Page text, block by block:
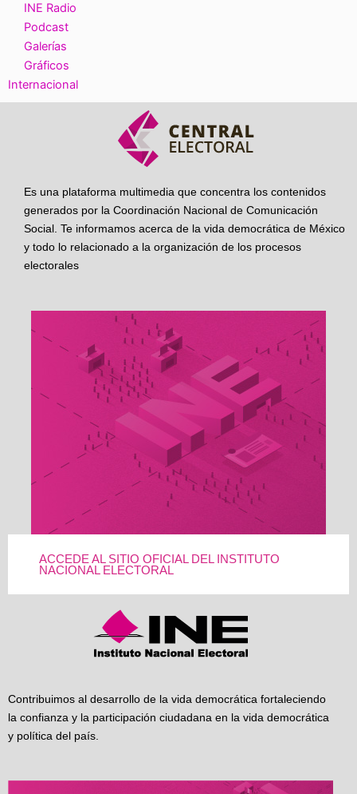
INE Radio
Podcast
Galerías
Gráficos
Internacional
Es una plataforma multimedia que concentra los contenidos
generados por la Coordinación Nacional de Comunicación
Social. Te informamos acerca de la vida democrática de México
y todo lo relacionado a la organización de los procesos
electorales
ACCEDE AL SITIO OFICIAL DEL INSTITUTO
NACIONAL ELECTORAL
Contribuimos al desarrollo de la vida democrática fortaleciendo
la confianza y la participación ciudadana en la vida democrática
y política del país.